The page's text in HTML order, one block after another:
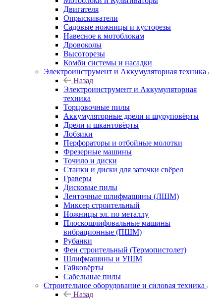
Двигателя
Опрыскиватели
Садовые ножницы и кусторезы
Навесное к мотоблокам
Дровоколы
Высоторезы
Комби системы и насадки
Электроинструмент и Аккумуляторная техника
Назад
Электроинструмент и Аккумуляторная
техника
Торцовочные пилы
Аккумуляторные дрели и шуруповёрты
Дрели и шкантовёрты
Лобзики
Перфораторы и отбойные молотки
Фрезерные машины
Точило и диски
Станки и диски для заточки свёрел
Граверы
Дисковые пилы
Ленточные шлифмашины (ЛШМ)
Миксер строительный
Ножницы эл. по металлу
Плоскошлифовальные машины
вибрационные (ПШМ)
Рубанки
Фен строительный (Термопистолет)
Шлифмашины и УШМ
Гайковёрты
Сабельные пилы
Строительное оборудование и силовая техника
Назад